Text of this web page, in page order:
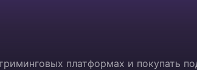
платформах и покупать